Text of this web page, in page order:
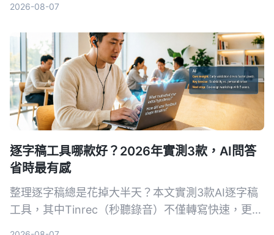
2026-08-07
逐字稿工具哪款好？2026年實測3款，AI問答
省時最有感
整理逐字稿總是花掉大半天？本文實測3款AI逐字稿
工具，其中Tinrec（秒聽錄音）不僅轉寫快速，更能